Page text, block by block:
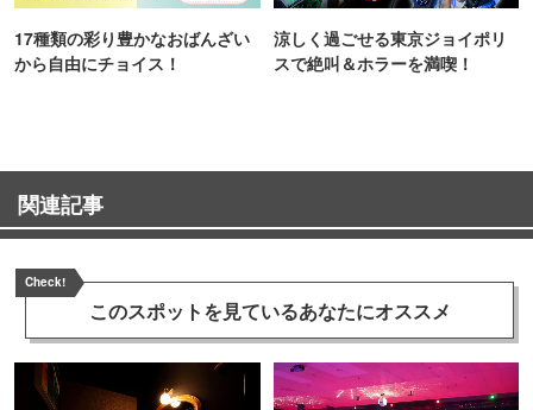
17種類の彩り豊かなおばんざい
から自由にチョイス！
涼しく過ごせる東京ジョイポリ
スで絶叫＆ホラーを満喫！
関連記事
Check!
このスポットを見ているあなたにオススメ